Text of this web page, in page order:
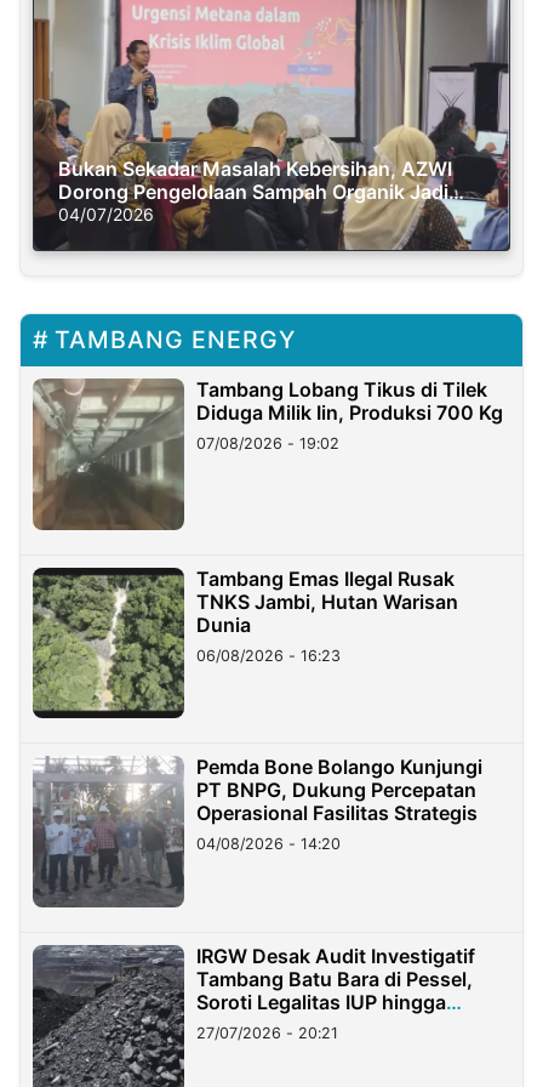
Bukan Sekadar Masalah Kebersihan, AZWI
Dorong Pengelolaan Sampah Organik Jadi
Solusi Krisis Iklim
04/07/2026
TAMBANG ENERGY
Tambang Lobang Tikus di Tilek
Diduga Milik Iin, Produksi 700 Kg
07/08/2026 - 19:02
Tambang Emas Ilegal Rusak
TNKS Jambi, Hutan Warisan
Dunia
06/08/2026 - 16:23
Pemda Bone Bolango Kunjungi
PT BNPG, Dukung Percepatan
Operasional Fasilitas Strategis
04/08/2026 - 14:20
IRGW Desak Audit Investigatif
Tambang Batu Bara di Pessel,
Soroti Legalitas IUP hingga
Stockpile
27/07/2026 - 20:21